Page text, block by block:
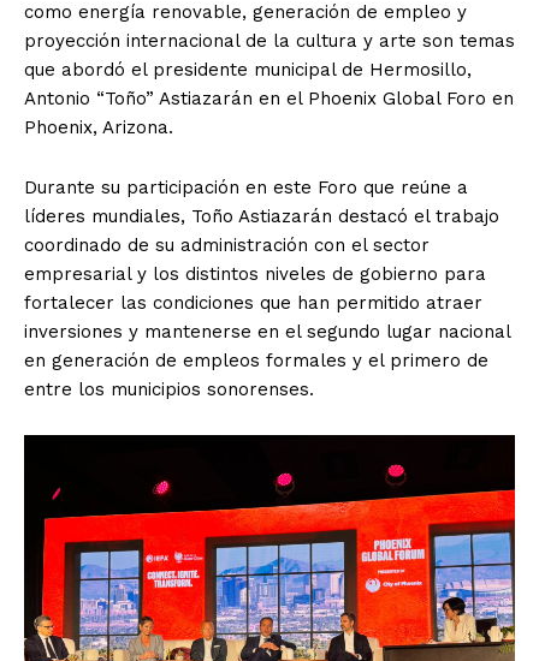
como energía renovable, generación de empleo y
proyección internacional de la cultura y arte son temas
que abordó el presidente municipal de Hermosillo,
Antonio “Toño” Astiazarán en el Phoenix Global Foro en
Phoenix, Arizona.
Durante su participación en este Foro que reúne a
líderes mundiales, Toño Astiazarán destacó el trabajo
coordinado de su administración con el sector
empresarial y los distintos niveles de gobierno para
fortalecer las condiciones que han permitido atraer
inversiones y mantenerse en el segundo lugar nacional
en generación de empleos formales y el primero de
entre los municipios sonorenses.